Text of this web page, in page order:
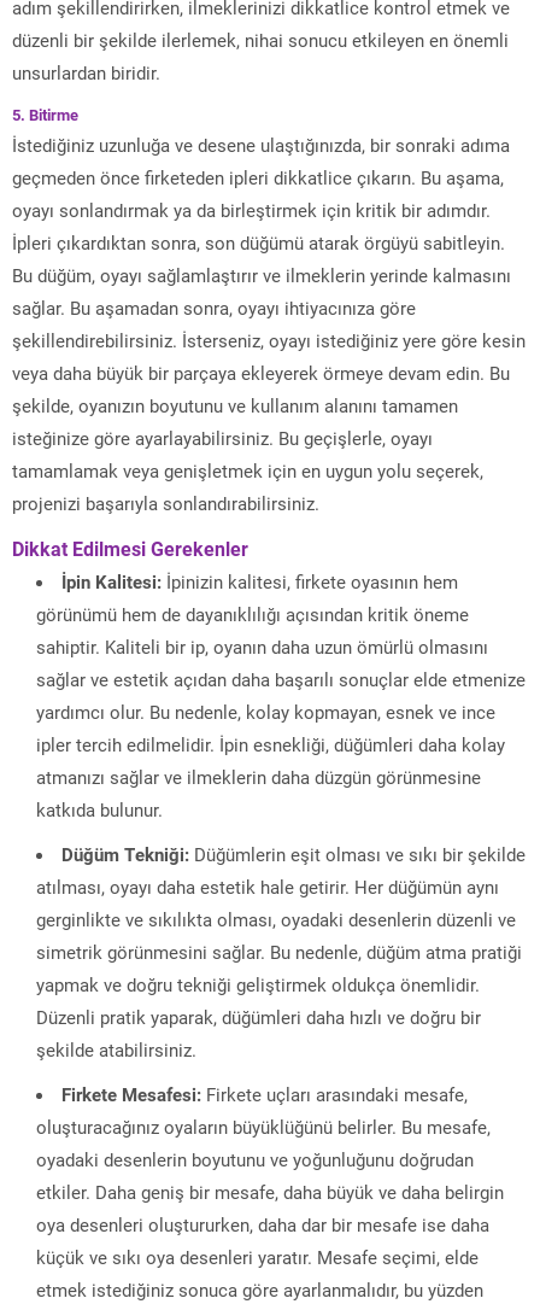
adım şekillendirirken, ilmeklerinizi dikkatlice kontrol etmek ve
düzenli bir şekilde ilerlemek, nihai sonucu etkileyen en önemli
unsurlardan biridir.
5. Bitirme
İstediğiniz uzunluğa ve desene ulaştığınızda, bir sonraki adıma
geçmeden önce firketeden ipleri dikkatlice çıkarın. Bu aşama,
oyayı sonlandırmak ya da birleştirmek için kritik bir adımdır.
İpleri çıkardıktan sonra, son düğümü atarak örgüyü sabitleyin.
Bu düğüm, oyayı sağlamlaştırır ve ilmeklerin yerinde kalmasını
sağlar. Bu aşamadan sonra, oyayı ihtiyacınıza göre
şekillendirebilirsiniz. İsterseniz, oyayı istediğiniz yere göre kesin
veya daha büyük bir parçaya ekleyerek örmeye devam edin. Bu
şekilde, oyanızın boyutunu ve kullanım alanını tamamen
isteğinize göre ayarlayabilirsiniz. Bu geçişlerle, oyayı
tamamlamak veya genişletmek için en uygun yolu seçerek,
projenizi başarıyla sonlandırabilirsiniz.
Dikkat Edilmesi Gerekenler
İpin Kalitesi: İpinizin kalitesi, firkete oyasının hem
görünümü hem de dayanıklılığı açısından kritik öneme
sahiptir. Kaliteli bir ip, oyanın daha uzun ömürlü olmasını
sağlar ve estetik açıdan daha başarılı sonuçlar elde etmenize
yardımcı olur. Bu nedenle, kolay kopmayan, esnek ve ince
ipler tercih edilmelidir. İpin esnekliği, düğümleri daha kolay
atmanızı sağlar ve ilmeklerin daha düzgün görünmesine
katkıda bulunur.
Düğüm Tekniği: Düğümlerin eşit olması ve sıkı bir şekilde
atılması, oyayı daha estetik hale getirir. Her düğümün aynı
gerginlikte ve sıkılıkta olması, oyadaki desenlerin düzenli ve
simetrik görünmesini sağlar. Bu nedenle, düğüm atma pratiği
yapmak ve doğru tekniği geliştirmek oldukça önemlidir.
Düzenli pratik yaparak, düğümleri daha hızlı ve doğru bir
şekilde atabilirsiniz.
Firkete Mesafesi: Firkete uçları arasındaki mesafe,
oluşturacağınız oyaların büyüklüğünü belirler. Bu mesafe,
oyadaki desenlerin boyutunu ve yoğunluğunu doğrudan
etkiler. Daha geniş bir mesafe, daha büyük ve daha belirgin
oya desenleri oluştururken, daha dar bir mesafe ise daha
küçük ve sıkı oya desenleri yaratır. Mesafe seçimi, elde
etmek istediğiniz sonuca göre ayarlanmalıdır, bu yüzden